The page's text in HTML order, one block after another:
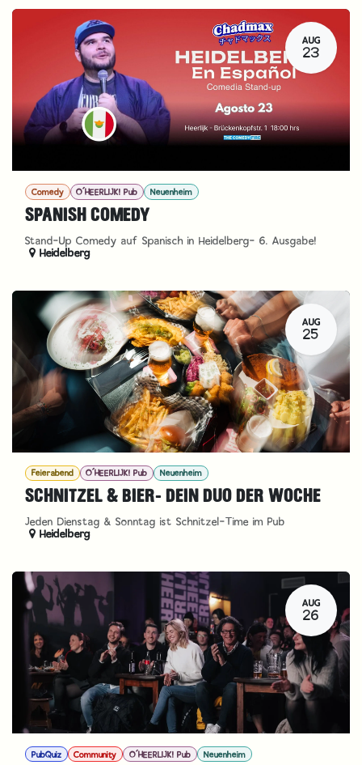
AUG
23
Comedy O´HEERLIJK! Pub Neuenheim
SPANISH COMEDY
Stand-Up Comedy auf Spanisch in Heidelberg- 6. Ausgabe!
Heidelberg
AUG
25
Feierabend O´HEERLIJK! Pub Neuenheim
SCHNITZEL & BIER- DEIN DUO DER WOCHE
Jeden Dienstag & Sonntag ist Schnitzel-Time im Pub
Heidelberg
AUG
26
PubQuiz Community O´HEERLIJK! Pub Neuenheim